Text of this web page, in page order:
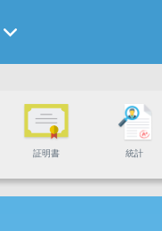
証明書 統計